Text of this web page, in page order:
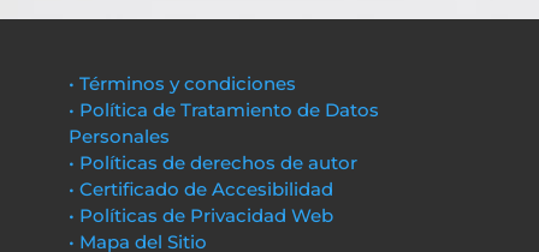
• Términos y condiciones
• Política de Tratamiento de Datos
Personales
• Políticas de derechos de autor
• Certificado de Accesibilidad
• Políticas de Privacidad Web
• Mapa del Sitio